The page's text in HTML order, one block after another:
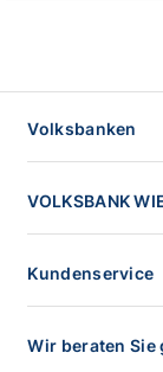
Volksbanken
VOLKSBANK
Kundenservice
Wir beraten Sie